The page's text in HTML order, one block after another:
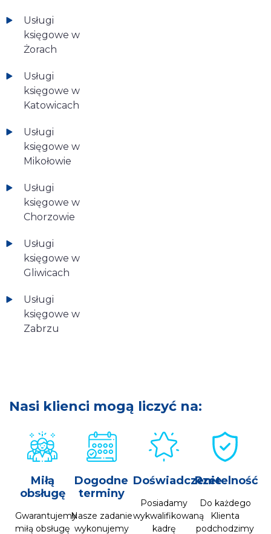
Usługi
księgowe w
Żorach
Usługi
księgowe w
Katowicach
Usługi
księgowe w
Mikołowie
Usługi
księgowe w
Chorzowie
Usługi
księgowe w
Gliwicach
Usługi
księgowe w
Zabrzu
Nasi klienci mogą liczyć na:
Miłą
obsługę
Gwarantujemy
miłą obsługę
Dogodne
terminy
Nasze zadanie
wykonujemy
Doświadczenie
Posiadamy
wykwalifikowaną
kadrę
Rzetelność
Do każdego
Klienta
podchodzimy